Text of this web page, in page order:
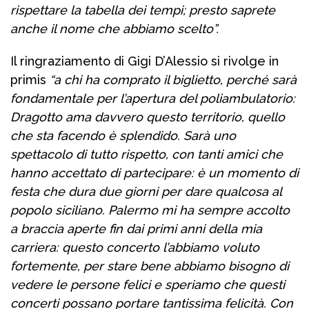
rispettare la tabella dei tempi; presto saprete
anche il nome che abbiamo scelto”.
Il ringraziamento di Gigi D’Alessio si rivolge in
primis “a chi ha comprato il biglietto, perché sarà
fondamentale per l’apertura del poliambulatorio:
Dragotto ama davvero questo territorio, quello
che sta facendo è splendido. Sarà uno
spettacolo di tutto rispetto, con tanti amici che
hanno accettato di partecipare: è un momento di
festa che dura due giorni per dare qualcosa al
popolo siciliano. Palermo mi ha sempre accolto
a braccia aperte fin dai primi anni della mia
carriera: questo concerto l’abbiamo voluto
fortemente, per stare bene abbiamo bisogno di
vedere le persone felici e speriamo che questi
concerti possano portare tantissima felicità. Con